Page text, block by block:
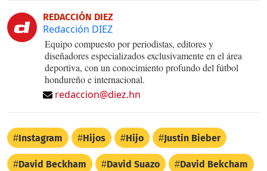
REDACCIÓN DIEZ
Redacción DIEZ
Equipo compuesto por periodistas, editores y
diseñadores especializados exclusivamente en el área
deportiva, con un conocimiento profundo del fútbol
hondureño e internacional.
redaccion@diez.hn
Instagram Hijos Hijo Justin Bieber
David Beckham David Suazo David Bekcham